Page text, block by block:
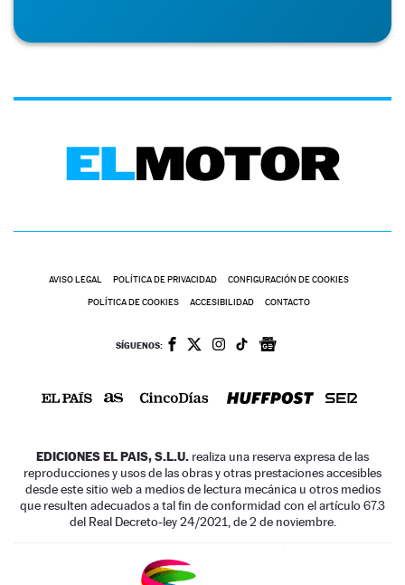
AVISO LEGAL POLÍTICA DE PRIVACIDAD CONFIGURACIÓN DE COOKIES
POLÍTICA DE COOKIES ACCESIBILIDAD CONTACTO
SÍGUENOS:
EDICIONES EL PAIS, S.L.U. realiza una reserva expresa de las
reproducciones y usos de las obras y otras prestaciones accesibles
desde este sitio web a medios de lectura mecánica u otros medios
que resulten adecuados a tal fin de conformidad con el artículo 67.3
del Real Decreto-ley 24/2021, de 2 de noviembre.